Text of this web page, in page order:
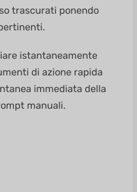
trascurati ponendo
istantaneamente
di azione rapida
immediata della
manuali.